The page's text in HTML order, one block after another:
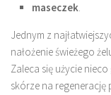
maseczek.
Jednym z
nałożenie świeżego
Zaleca się użycie
skórze na